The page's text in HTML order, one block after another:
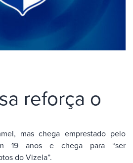
reforça o
mas chega emprestado pelo
19 anos e chega para “ser
do Vizela”.